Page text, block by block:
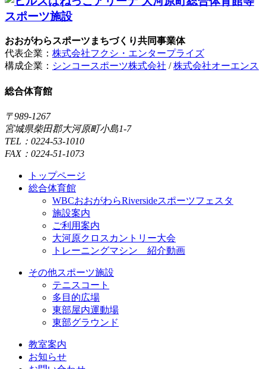
おおがわらスポーツまちづくり共同事業体
代表企業： 株式会社フクシ・エンタープライズ
構成企業： シンコースポーツ株式会社 /株式会社オーエンス
総合体育館
〒989-1267
宮城県柴田郡大河原町小島1-7
TEL：0224-53-1010
FAX：0224-51-1073
トップページ
総合体育館
WBCおおがわらRiversideスポーツフェスタ
施設案内
ご利用案内
大河原クロスカントリー大会
トレーニングマシン 紹介動画
その他スポーツ施設
テニスコート
多目的広場
東部屋内運動場
東部グラウンド
教室案内
お知らせ